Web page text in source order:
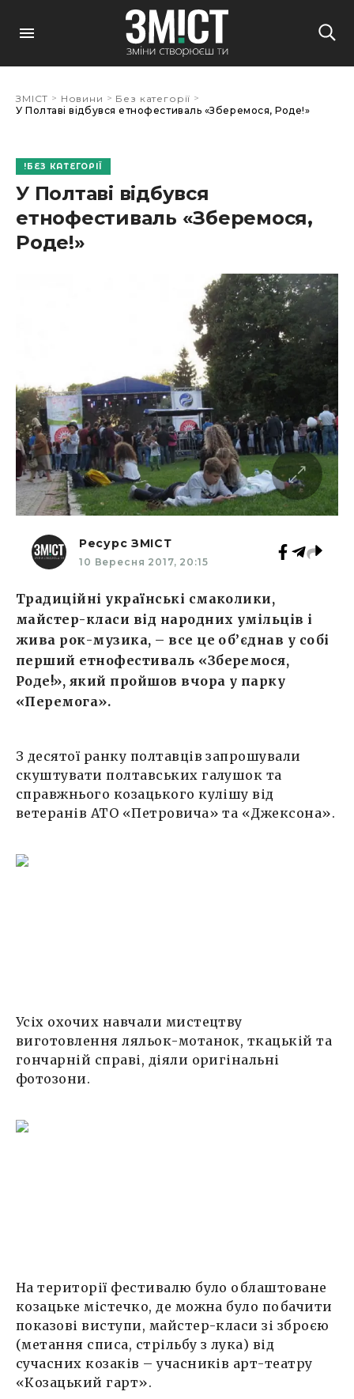
ЗМІСТ > Новини > Без категорії >
У Полтаві відбувся етнофестиваль «Зберемося, Роде!»
БЕЗ КАТЕГОРІЇ
У Полтаві відбувся
етнофестиваль «Зберемося,
Роде!»
Ресурс ЗМІСТ
10 Вересня 2017, 20:15
Традиційні українські смаколики,
майстер-класи від народних умільців і
жива рок-музика, – все це об’єднав у собі
перший етнофестиваль «Зберемося,
Роде!», який пройшов вчора у парку
«Перемога».
З десятої ранку полтавців запрошували
скуштувати полтавських галушок та
справжнього козацького кулішу від
ветеранів АТО «Петровича» та «Джексона».
Усіх охочих навчали мистецтву
виготовлення ляльок-мотанок, ткацькій та
гончарній справі, діяли оригінальні
фотозони.
На території фестивалю було облаштоване
козацьке містечко, де можна було побачити
показові виступи, майстер-класи зі зброєю
(метання списа, стрільбу з лука) від
сучасних козаків – учасників арт-театру
«Козацький гарт».